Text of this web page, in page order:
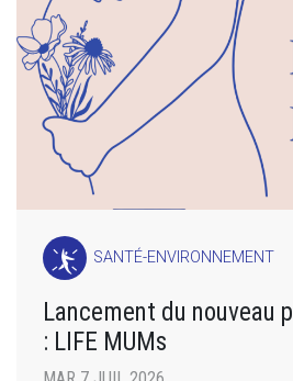
SANTÉ-ENVIRONNEMENT
Lancement du nouveau
: LIFE MUMs